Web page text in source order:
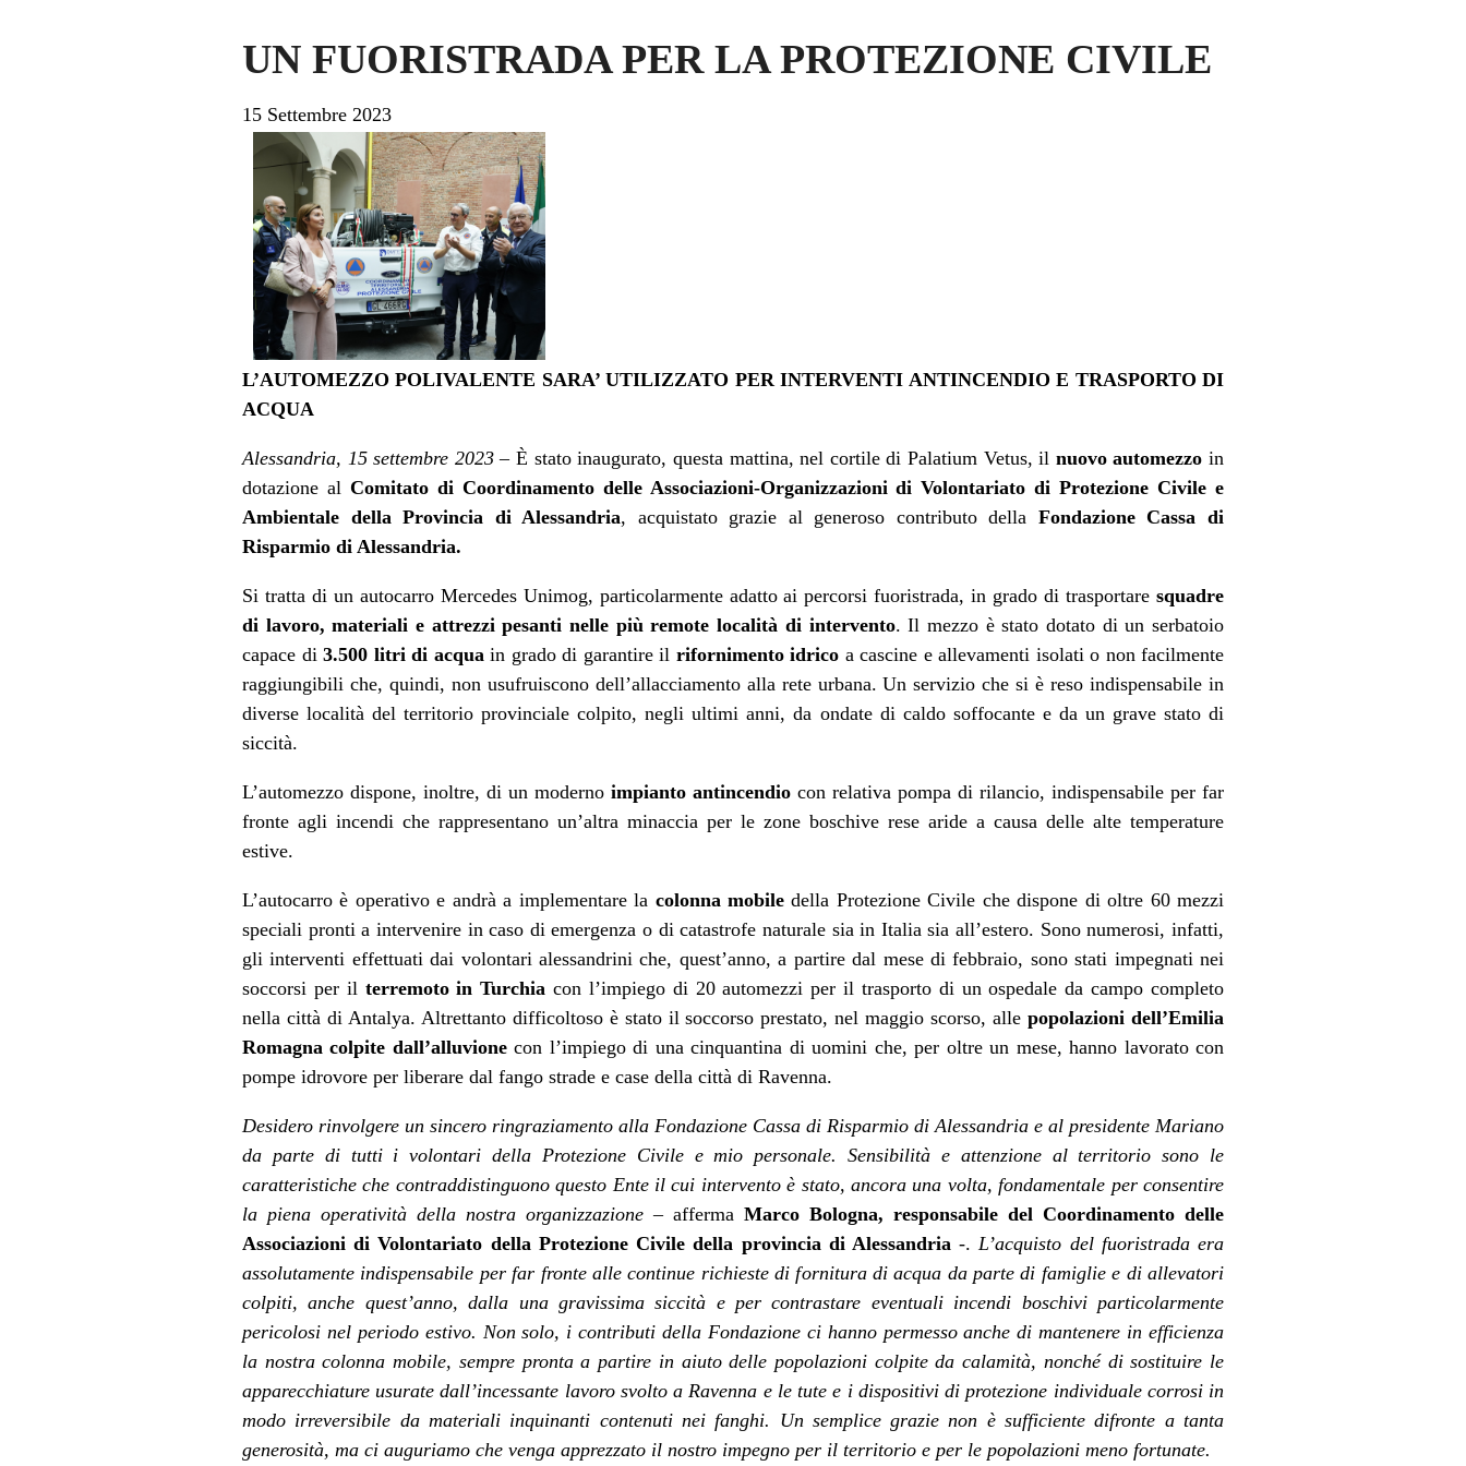
UN FUORISTRADA PER LA PROTEZIONE CIVILE
15 Settembre 2023
L’AUTOMEZZO POLIVALENTE SARA’ UTILIZZATO PER INTERVENTI ANTINCENDIO E TRASPORTO DI
ACQUA
Alessandria, 15 settembre 2023– È stato inaugurato, questa mattina, nel cortile di Palatium Vetus, il nuovo automezzo in
dotazione al Comitato di Coordinamento delle Associazioni-Organizzazioni di Volontariato di Protezione Civile e
Ambientale della Provincia di Alessandria, acquistato grazie al generoso contributo della Fondazione Cassa di
Risparmio di Alessandria.
Si tratta di un autocarro Mercedes Unimog, particolarmente adatto ai percorsi fuoristrada, in grado di trasportare squadre
di lavoro, materiali e attrezzi pesanti nelle più remote località di intervento. Il mezzo è stato dotato di un serbatoio
capace di 3.500 litri di acquain grado di garantire il rifornimento idrico a cascine e allevamenti isolati o non facilmente
raggiungibili che, quindi, non usufruiscono dell’allacciamento alla rete urbana. Un servizio che si è reso indispensabile in
diverse località del territorio provinciale colpito, negli ultimi anni, da ondate di caldo soffocante e da un grave stato di
siccità.
L’automezzo dispone, inoltre, di un moderno impianto antincendio con relativa pompa di rilancio, indispensabile per far
fronte agli incendi che rappresentano un’altra minaccia per le zone boschive rese aride a causa delle alte temperature
estive.
L’autocarro è operativo e andrà a implementare la colonna mobile della Protezione Civile che dispone di oltre 60 mezzi
speciali pronti a intervenire in caso di emergenza o di catastrofe naturale sia in Italia sia all’estero. Sono numerosi, infatti,
gli interventi effettuati dai volontari alessandrini che, quest’anno, a partire dal mese di febbraio, sono stati impegnati nei
soccorsi per ilterremoto in Turchia con l’impiego di 20 automezzi per il trasporto di un ospedale da campo completo
nella città di Antalya. Altrettanto difficoltoso è stato il soccorso prestato, nel maggio scorso, allepopolazioni dell’Emilia
Romagna colpite dall’alluvionecon l’impiego di una cinquantina di uomini che, per oltre un mese, hanno lavorato con
pompe idrovore per liberare dal fango strade e case della città di Ravenna.
Desidero rinvolgere un sincero ringraziamento alla Fondazione Cassa di Risparmio di Alessandria e al presidente Mariano
da parte di tutti i volontari della Protezione Civile e mio personale. Sensibilità e attenzione al territorio sono le
caratteristiche che contraddistinguono questo Ente il cui intervento è stato, ancora una volta, fondamentale per consentire
la piena operatività della nostra organizzazione– afferma Marco Bologna, responsabile del Coordinamento delle
Associazioni di Volontariato della Protezione Civile della provincia di Alessandria-.L’acquisto del fuoristrada era
assolutamente indispensabile per far fronte alle continue richieste di fornitura di acqua da parte di famiglie e di allevatori
colpiti, anche quest’anno, dalla una gravissima siccità e per contrastare eventuali incendi boschivi particolarmente
pericolosi nel periodo estivo. Non solo, i contributi della Fondazione ci hanno permesso anche di mantenere in efficienza
la nostra colonna mobile, sempre pronta a partire in aiuto delle popolazioni colpite da calamità, nonché di sostituire le
apparecchiature usurate dall’incessante lavoro svolto a Ravenna e le tute e i dispositivi di protezione individuale corrosi in
modo irreversibile da materiali inquinanti contenuti nei fanghi. Un semplice grazie non è sufficiente difronte a tanta
generosità, ma ci auguriamo che venga apprezzato il nostro impegno per il territorio e per le popolazioni meno fortunate.